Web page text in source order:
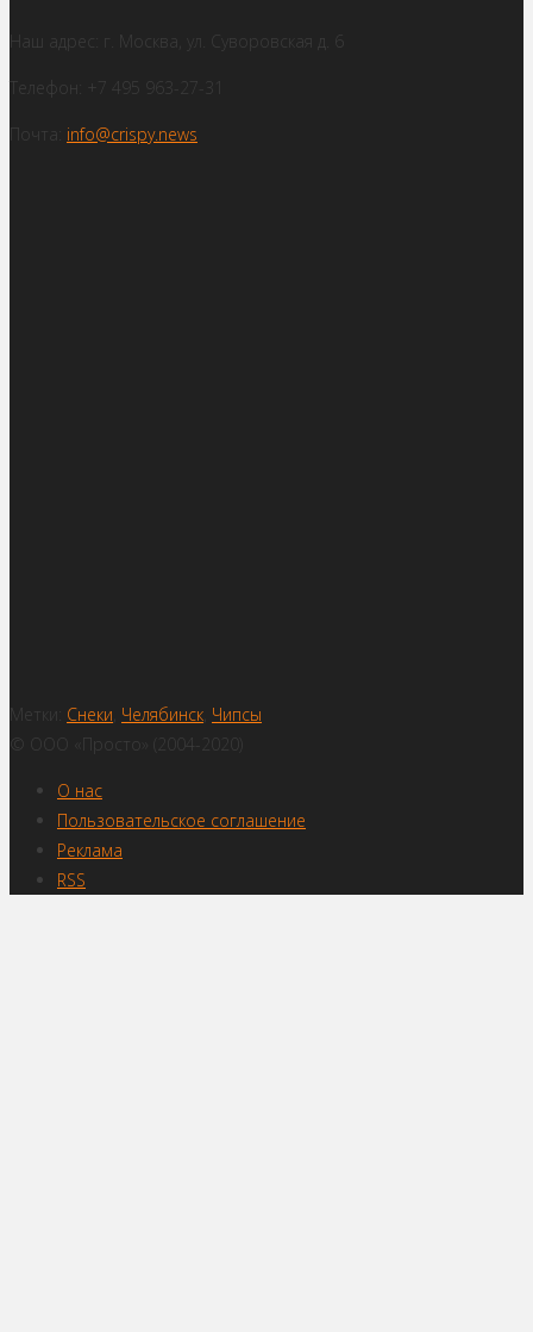
Наш адрес: г. Москва, ул. Суворовская д. 6
Телефон: +7 495 963-27-31
Почта: info@crispy.news
Метки: Снеки Челябинск Чипсы
© ООО «Просто» (2004-2020)
О нас
Пользовательское соглашение
Реклама
RSS